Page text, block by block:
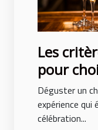
Les
pour
Déguster un
expérience qui
célébration...